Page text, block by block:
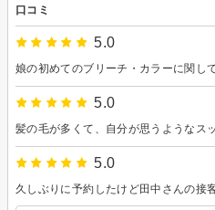
口コミ
5.0
5.0
5.0
久しぶりに予約したけど田中さんの接